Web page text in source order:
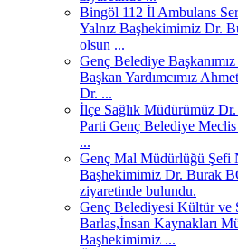
Bingöl 112 İl Ambulans
Yalnız Başhekimimiz Dr.
olsun ...
Genç Belediye
Başkan Yardımcımız
Dr. ...
İlçe Sağlık Müdürümüz
Parti Genç Belediye
...
Genç Mal Müdürlüğü Şefi
Başhekimimiz Dr. Burak
ziyaretinde bulundu.
Genç Belediyesi Kültür ve
Barlas,İnsan Kaynakları
Başhekimimiz ...